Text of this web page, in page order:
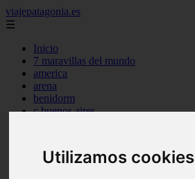
Utilizamos cookies
viajepatagonia.es
☰
Inicio
7 maravillas del mundo
america
arena
benidorm
c buenos aires
c generalidades del pais
c mendoza